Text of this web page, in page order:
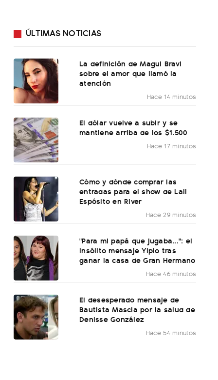
ÚLTIMAS NOTICIAS
La definición de Magui Bravi
sobre el amor que llamó la
atención
Hace 14 minutos
El dólar vuelve a subir y se
mantiene arriba de los $1.500
Hace 17 minutos
Cómo y dónde comprar las
entradas para el show de Lali
Espósito en River
Hace 29 minutos
"Para mi papá que jugaba...": el
insólito mensaje Yipio tras
ganar la casa de Gran Hermano
Hace 46 minutos
El desesperado mensaje de
Bautista Mascia por la salud de
Denisse González
Hace 54 minutos